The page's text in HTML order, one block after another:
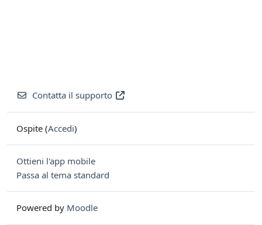
Contatta il supporto
Ospite (Accedi)
Ottieni l'app mobile
Passa al tema standard
Powered by Moodle